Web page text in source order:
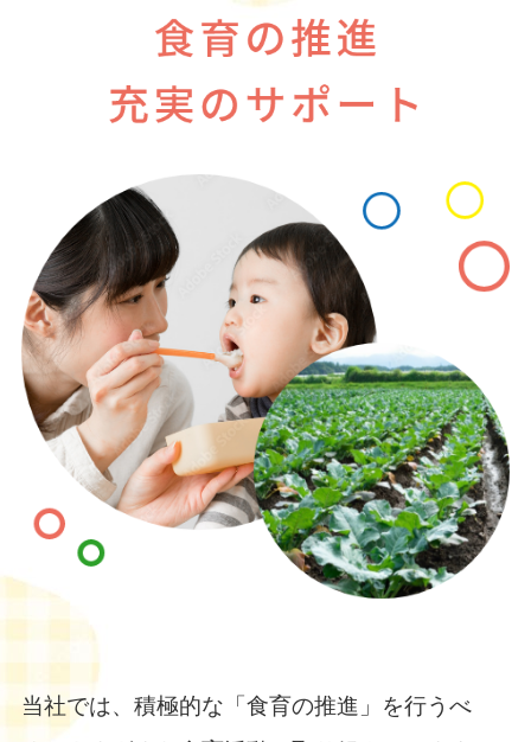
当社では、積極的な「食育の推進」を行うべ